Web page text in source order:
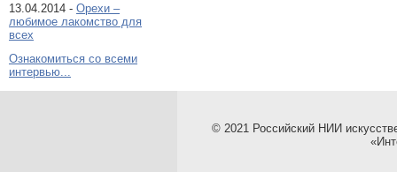
13.04.2014 - Орехи –
любимое лакомство для
всех
Ознакомиться со всеми
интервью...
© 2021 Российский НИИ